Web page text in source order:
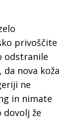
privoščite
odstranile
nova koža
ne
in nimate
dovolj že